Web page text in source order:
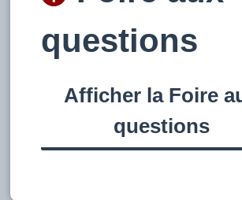
questions
Afficher la Foire
questions